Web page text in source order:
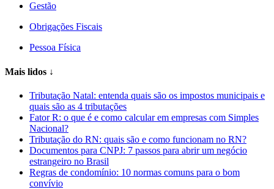
Gestão
Obrigações Fiscais
Pessoa Física
Mais lidos ↓
Tributação Natal: entenda quais são os impostos municipais e
quais são as 4 tributações
Fator R: o que é e como calcular em empresas com Simples
Nacional?
Tributação do RN: quais são e como funcionam no RN?
Documentos para CNPJ: 7 passos para abrir um negócio
estrangeiro no Brasil
Regras de condomínio: 10 normas comuns para o bom
convívio